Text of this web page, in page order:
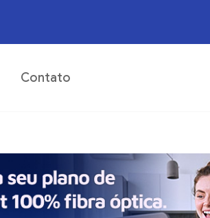
07 / Ago / 2026 - 16:25 - Escolas
Contato